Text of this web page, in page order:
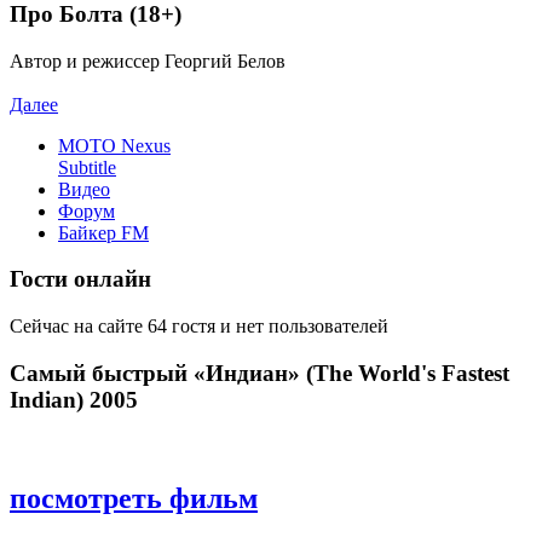
Про Болта (18+)
Автор и режиссер Георгий Белов
Далее
MOTO Nexus
Subtitle
Видео
Форум
Байкер FM
Гости онлайн
Сейчас на сайте 64 гостя и нет пользователей
Самый быстрый «Индиан» (The World's Fastest
Indian) 2005
посмотреть фильм